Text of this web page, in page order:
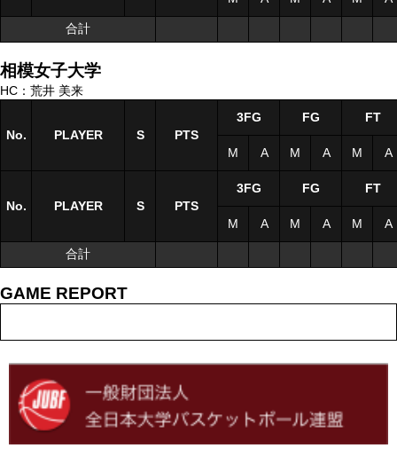
合計
合計
相模女子大学
HC：荒井 美来
No. PLAYER S
No. PLAYER S
合計
No. PLAYER S PTS
3FG FG FT
M A M A M A
No. PLAYER S PTS
3FG FG FT
M A M A M A
合計
GAME REPORT